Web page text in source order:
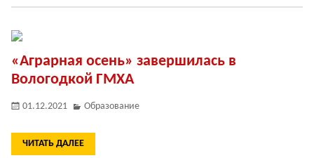
«Аграрная осень» завершилась в
Вологодкой ГМХА
01.12.2021 Образование
ЧИТАТЬ ДАЛЕЕ